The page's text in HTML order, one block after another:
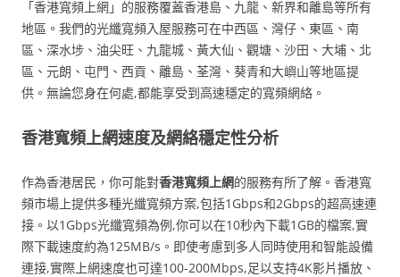
「香港寬頻上網」的服務覆蓋香港島、九龍、新界和離島等所有
地區。我們的光纖寬頻入屋服務可在中西區、灣仔、東區、南
區、深水埗、油尖旺、九龍城、黃大仙、觀塘、沙田、大埔、北
區、元朗、屯門、西貢、離島、荃灣、葵青和大嶼山等地區提
供。無論您身在何處,都能享受到高速穩定的寬頻網絡。
香港寬頻上網速度及網絡穩定性分析
作為香港居民，你可能對香港寬頻上網的服務有所了解。香港寬
頻市場上提供多種光纖寬頻方案,包括1Gbps和2Gbps的超高速連
接。以1Gbps光纖寬頻為例,你可以在10秒內下載1GB的檔案,實
際下載速度約為125MB/s。即使考慮到多人同時使用和智能設備
連接,實際上網速度也可達100-200Mbps,足以支持4K影片播放、